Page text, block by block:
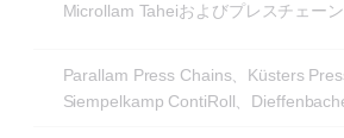
Microllam Taheiおよびプレスチェーン
Parallam Press Chains、Küsters
Siempelkamp ContiRoll、